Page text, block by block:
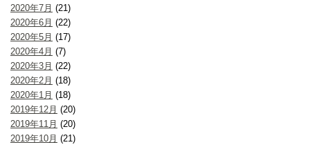
2020年7月 (21)
2020年6月 (22)
2020年5月 (17)
2020年4月 (7)
2020年3月 (22)
2020年2月 (18)
2020年1月 (18)
2019年12月 (20)
2019年11月 (20)
2019年10月 (21)